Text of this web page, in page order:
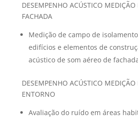
DESEMPENHO ACÚSTICO MEDIÇÃO
FACHADA
Medição de campo de
edifícios e elementos de
acústico de som aéreo de
DESEMPENHO ACÚSTICO MEDIÇÃO
ENTORNO
Avaliação do ruído em áreas